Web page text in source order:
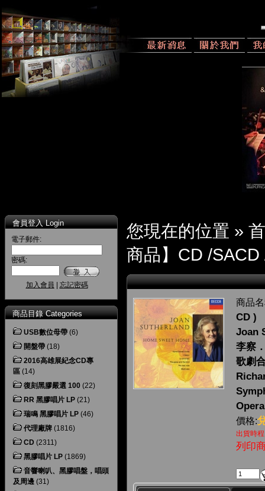
會員登入 Login
電子郵件:
密碼:
加入會員 忘記密碼
商品目錄 Categories
USB數位母帶 (6)
開盤帶 (18)
2016高雄展紀念CD專
區 (14)
復刻黑膠嚴選 100 (22)
RR 黑膠唱片 LP (21)
瑞鳴 黑膠唱片 LP (46)
代理廠牌 (1816)
CD (2311)
黑膠唱片 LP (1869)
音響喇叭、黑膠唱盤，唱頭
及周邊 (31)
您現在的位置 »
商品】CD /
商品
CD )
Joan
李察
歌劇
價格:
出貨時
列印